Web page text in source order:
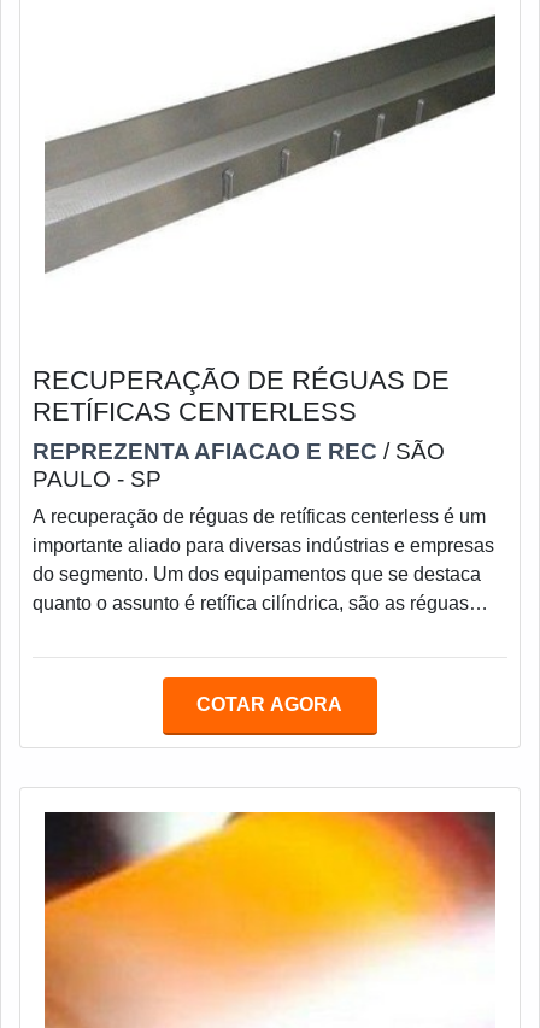
RECUPERAÇÃO DE RÉGUAS DE
RETÍFICAS CENTERLESS
REPREZENTA AFIACAO E REC / SÃO
PAULO - SP
A recuperação de réguas de retíficas centerless é um
importante aliado para diversas indústrias e empresas
do segmento. Um dos equipamentos que se destaca
quanto o assunto é retífica cilíndrica, são as réguas
dos materiais entre os rebolos de corte e arraste de um
facilmente destacáveis algumas de suas utilidades, tais
COTAR AGORA